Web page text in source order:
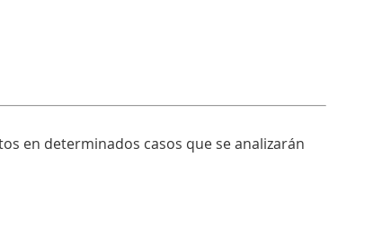
en determinados casos que se analizarán